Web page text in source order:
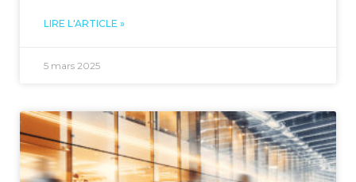
LIRE L'ARTICLE »
5 mars 2025